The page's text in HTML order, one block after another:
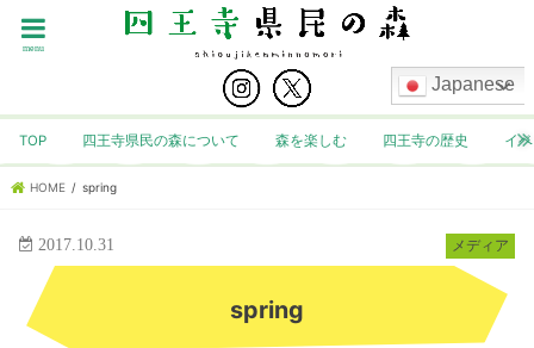
Japanese
menu
TOP 四王寺県民の森について 森を楽しむ 四王寺の歴史 イ
HOME spring
メディア
2017.10.31
spring